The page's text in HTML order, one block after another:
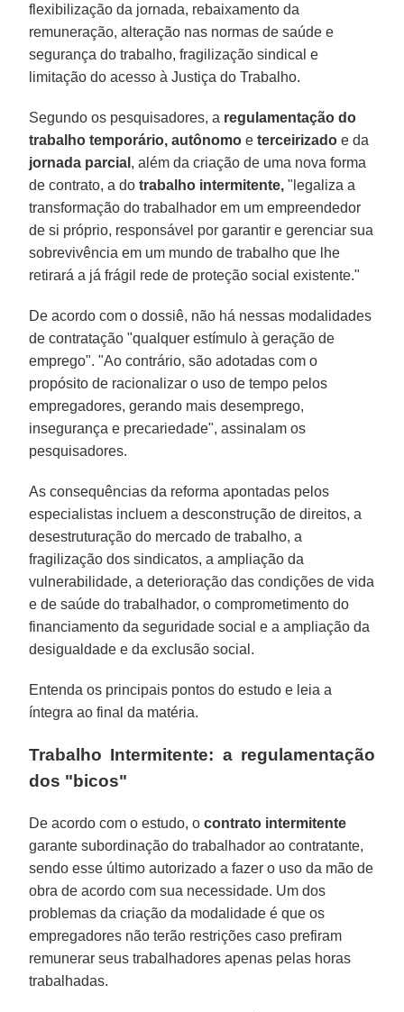
flexibilização da jornada, rebaixamento da
remuneração, alteração nas normas de saúde e
segurança do trabalho, fragilização sindical e
limitação do acesso à Justiça do Trabalho.
Segundo os pesquisadores, a regulamentação do
trabalho temporário, autônomo eterceirizado e da
jornada parcial , além da criação de uma nova forma
de contrato, a dotrabalho intermitente, "legaliza a
transformação do trabalhador em um empreendedor
de si próprio, responsável por garantir e gerenciar sua
sobrevivência em um mundo de trabalho que lhe
retirará a já frágil rede de proteção social existente."
De acordo com o dossiê, não há nessas modalidades
de contratação "qualquer estímulo à geração de
emprego". "Ao contrário, são adotadas com o
propósito de racionalizar o uso de tempo pelos
empregadores, gerando mais desemprego,
insegurança e precariedade", assinalam os
pesquisadores.
As consequências da reforma apontadas pelos
especialistas incluem a desconstrução de direitos, a
desestruturação do mercado de trabalho, a
fragilização dos sindicatos, a ampliação da
vulnerabilidade, a deterioração das condições de vida
e de saúde do trabalhador, o comprometimento do
financiamento da seguridade social e a ampliação da
desigualdade e da exclusão social.
Entenda os principais pontos do estudo e leia a
íntegra ao final da matéria.
Trabalho Intermitente: a regulamentação
dos "bicos"
De acordo com o estudo, ocontrato intermitente
garante subordinação do trabalhador ao contratante,
sendo esse último autorizado a fazer o uso da mão de
obra de acordo com sua necessidade. Um dos
problemas da criação da modalidade é que os
empregadores não terão restrições caso prefiram
remunerar seus trabalhadores apenas pelas horas
trabalhadas.